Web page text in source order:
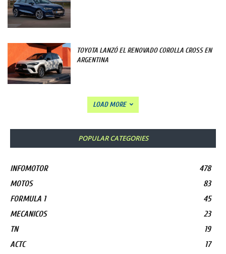
TOYOTA LANZÓ EL RENOVADO COROLLA CROSS EN
ARGENTINA
LOAD MORE
POPULAR CATEGORIES
INFOMOTOR
478
MOTOS
83
FORMULA 1
45
MECANICOS
23
TN
19
ACTC
17